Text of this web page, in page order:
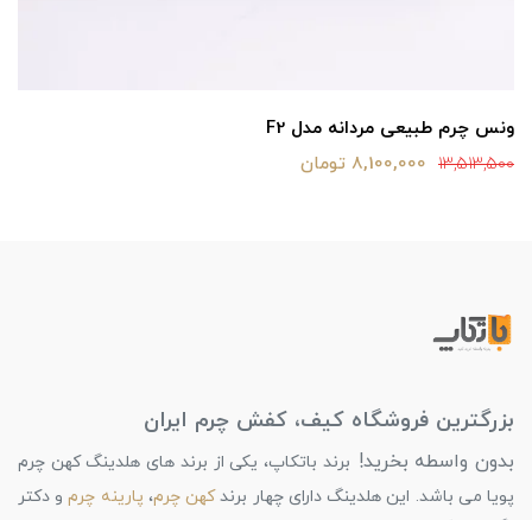
ونس چرم طبیعی مردانه مدل F2
13,513,500 8,100,000 تومان
بزرگترین فروشگاه کیف، کفش چرم ایران
بدون واسطه بخرید! برند باتکاپ، یکی از برند های هلدینگ کهن چرم
پویا می باشد. این هلدینگ دارای چهار برندکهن چرم، پارینه چرمو دکتر